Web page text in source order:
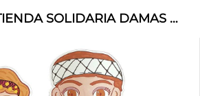
TIENDA SOLIDARIA DAMAS PALESTINAS